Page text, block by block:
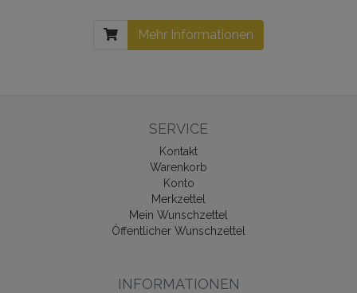
Mehr Informationen
SERVICE
Kontakt
Warenkorb
Konto
Merkzettel
Mein Wunschzettel
Öffentlicher Wunschzettel
INFORMATIONEN